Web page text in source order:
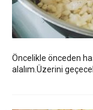
Öncelikle önceden
alalım.Üzerini